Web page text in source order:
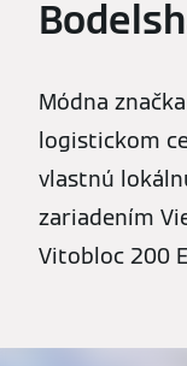
Módna
logistickom
vlastnú
zariadením
Vitobloc 200